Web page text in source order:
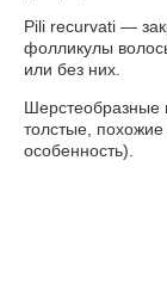
Pili recurvati —
фолликулы
или без них.
Шерстеобразные
толстые,
особенность).